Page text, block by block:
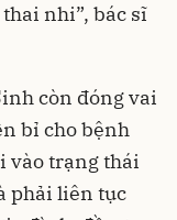
nhi”, bác sĩ
còn đóng vai
bỉ cho bệnh
vào trạng thái
phải liên tục